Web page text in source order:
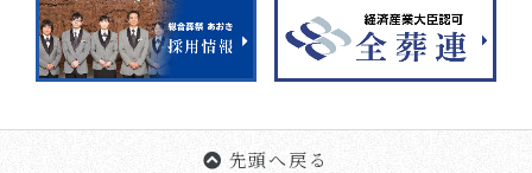
先頭へ戻る